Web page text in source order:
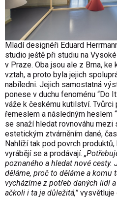
Mladídesignéři Eduard
studio ještě při studiu na
v Praze. Oba jsou ale z Brna, ke
vztah, a proto byla jejich
nabíledni. Jejich samostatná
ponese v duchu fenoménu “Do
váže k českému kutilství. Tvůrci
řemeslem a následným heslem
se snaží hledat rovnováhu mezi
estetickým ztvárněním dané, č
Nahlíží tak pod povrch produktů,
vyrábějí se a prodávají.
poznaného a hledat nové cesty.
děláme, proč to děláme a komu
vycházíme z potřeb daných lidí
ačkoli i ta je důležitá,” vysvětluje